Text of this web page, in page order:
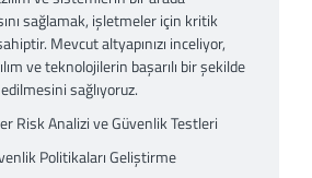
sağlamak, işletmeler için kritik
Mevcut altyapınızı inceliyor,
ve teknolojilerin başarılı bir şekilde
sağlıyoruz.
Risk Analizi ve Güvenlik Testleri
Politikaları Geliştirme